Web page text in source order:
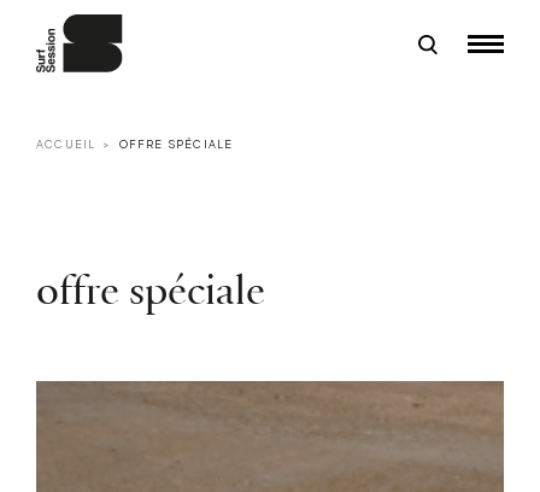
ACCUEIL OFFRE SPÉCIALE
offre spéciale